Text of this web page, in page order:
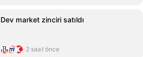
Dev market zinciri satıldı
2 saat önce